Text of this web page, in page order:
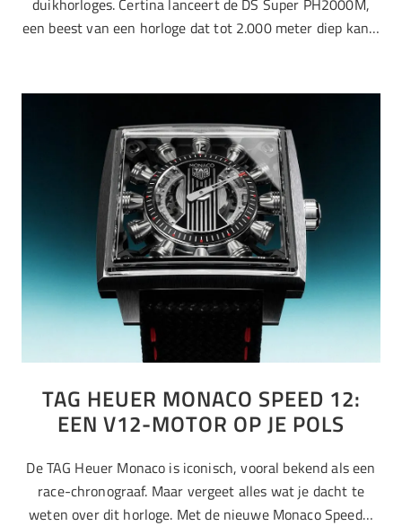
duikhorloges. Certina lanceert de DS Super PH2000M,
een beest van een horloge dat tot 2.000 meter diep kan…
TAG HEUER MONACO SPEED 12:
EEN V12-MOTOR OP JE POLS
De TAG Heuer Monaco is iconisch, vooral bekend als een
race-chronograaf. Maar vergeet alles wat je dacht te
weten over dit horloge. Met de nieuwe Monaco Speed…